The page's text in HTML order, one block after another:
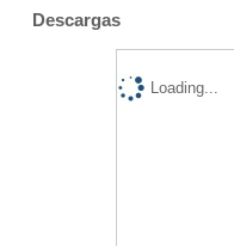
Descargas
Loading...